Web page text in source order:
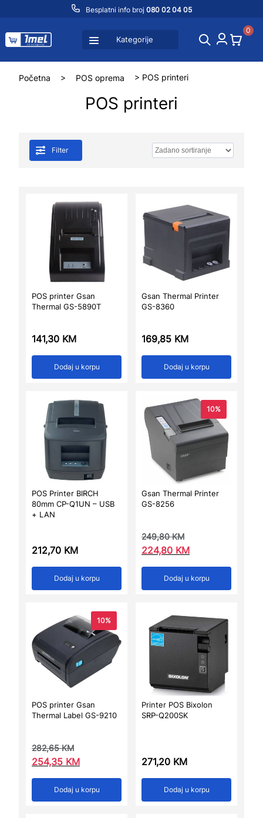
Besplatni info broj 080 02 04 05
Kategorije
0
Početna > POS oprema > POS printeri
POS printeri
Filter
POS printer Gsan
Thermal GS-5890T
141,30 KM
Dodaj u korpu
Gsan Thermal Printer
GS-8360
169,85 KM
Dodaj u korpu
POS Printer BIRCH
80mm CP-Q1UN – USB
+ LAN
212,70 KM
Dodaj u korpu
10%
Gsan Thermal Printer
GS-8256
249,80KM
224,80 KM
Dodaj u korpu
10%
POS printer Gsan
Thermal Label GS-9210
282,65KM
254,35 KM
Dodaj u korpu
Printer POS Bixolon
SRP-Q200SK
271,20 KM
Dodaj u korpu